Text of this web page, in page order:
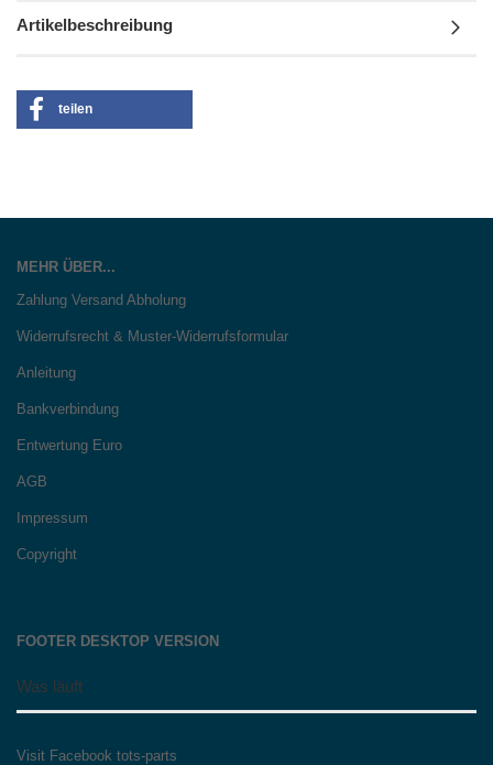
Artikelbeschreibung
teilen
MEHR ÜBER...
Zahlung Versand Abholung
Widerrufsrecht & Muster-Widerrufsformular
Anleitung
Bankverbindung
Entwertung Euro
AGB
Impressum
Copyright
FOOTER DESKTOP VERSION
Was läuft
Visit Facebook tots-parts